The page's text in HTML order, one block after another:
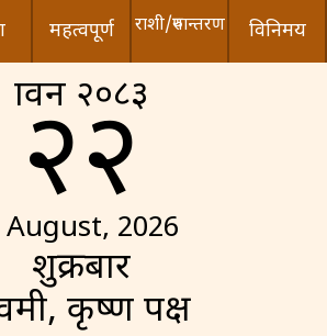
महत्वपूर्ण राशी/रुपान्तरण विनिमय
श्रावन २०८३
२२
August, 2026
शुक्रबार
कृष्ण पक्ष